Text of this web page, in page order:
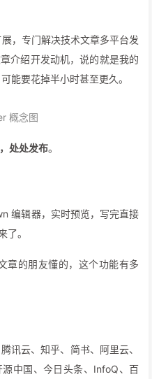
，专门解决技术文章多平台发
介绍开发动机，说的就是我的
要花掉半小时甚至更久。
编辑器，实时预览，写完直接